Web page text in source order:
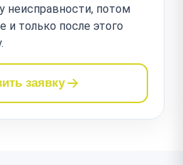
неисправности, потом
и только после этого
заявку